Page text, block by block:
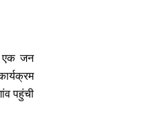
एक जन
पहुंची